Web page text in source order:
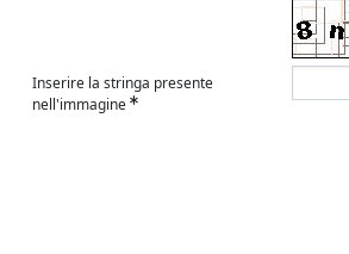
Inserire la stringa presente
nell'immagine